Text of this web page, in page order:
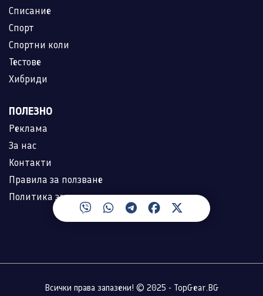
Списание
Спорт
Спортни коли
Тестове
Хибриди
ПОЛЕЗНО
Реклама
За нас
Контакти
Правила за ползване
Политика за лични данни
Всички права запазени! © 2025 - TopGear.BG